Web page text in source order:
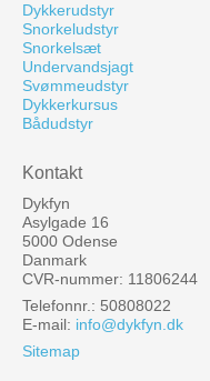
Dykkerudstyr
Snorkeludstyr
Snorkelsæt
Undervandsjagt
Svømmeudstyr
Dykkerkursus
Bådudstyr
Kontakt
Dykfyn
Asylgade 16
5000 Odense
Danmark
CVR-nummer: 11806244
Telefonnr.: 50808022
E-mail: info@dykfyn.dk
Sitemap